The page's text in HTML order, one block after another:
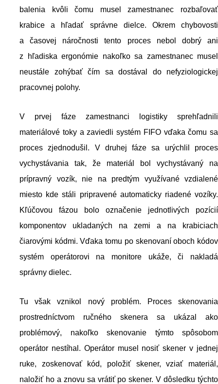
balenia kvôli čomu musel zamestnanec rozbaľovať
krabice a hľadať správne dielce. Okrem chybovosti
a časovej náročnosti tento proces nebol dobrý ani
z hľadiska ergonómie nakoľko sa zamestnanec musel
neustále zohýbať čím sa dostával do nefyziologickej
pracovnej polohy.
V prvej fáze zamestnanci logistiky sprehľadnili
materiálové toky a zaviedli systém FIFO vďaka čomu sa
proces zjednodušil. V druhej fáze sa urýchlil proces
vychystávania tak, že materiál bol vychystávaný na
prípravný vozík, nie na predtým využívané vzdialené
miesto kde stáli pripravené automaticky riadené vozíky.
Kľúčovou fázou bolo označenie jednotlivých pozícií
komponentov ukladaných na zemi a na krabiciach
čiarovými kódmi. Vďaka tomu po skenovaní oboch kódov
systém operátorovi na monitore ukáže, či nakladá
správny dielec.
Tu však vznikol nový problém. Proces skenovania
prostredníctvom ručného skenera sa ukázal ako
problémový, nakoľko skenovanie týmto spôsobom
operátor nestíhal. Operátor musel nosiť skener v jednej
ruke, zoskenovať kód, položiť skener, vziať materiál,
naložiť ho a znovu sa vrátiť po skener. V dôsledku týchto